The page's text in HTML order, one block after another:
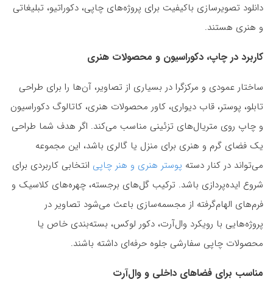
دانلود تصویرسازی باکیفیت برای پروژه‌های چاپی، دکوراتیو، تبلیغاتی
و هنری هستند.
کاربرد در چاپ، دکوراسیون و محصولات هنری
ساختار عمودی و مرکزگرا در بسیاری از تصاویر، آن‌ها را برای طراحی
تابلو، پوستر، قاب دیواری، کاور محصولات هنری، کاتالوگ دکوراسیون
و چاپ روی متریال‌های تزئینی مناسب می‌کند. اگر هدف شما طراحی
یک فضای گرم و هنری برای منزل یا گالری باشد، این مجموعه
می‌تواند در کنار دسته پوستر هنری و هنر چاپی انتخابی کاربردی برای
شروع ایده‌پردازی باشد. ترکیب گل‌های برجسته، چهره‌های کلاسیک و
فرم‌های الهام‌گرفته از مجسمه‌سازی باعث می‌شود تصاویر در
پروژه‌هایی با رویکرد وال‌آرت، دکور لوکس، بسته‌بندی خاص یا
محصولات چاپی سفارشی جلوه حرفه‌ای داشته باشند.
مناسب برای فضاهای داخلی و وال‌آرت